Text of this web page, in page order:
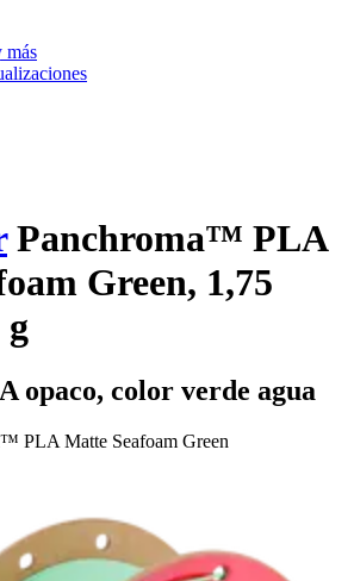
más
Panchroma™ PLA
Green, 1,75
g
opaco, color verde agua
PLA Matte Seafoam Green